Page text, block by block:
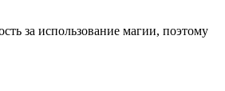
за использование магии, поэтому